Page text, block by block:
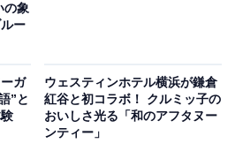
近くに六角橋商店街があったこ
す。
の象
ー
ガ
”と
ウェスティンホテル横浜が鎌倉
紅谷と初コラボ！ クルミッ子の
おいしさ光る「和のアフタヌー
ンティー」